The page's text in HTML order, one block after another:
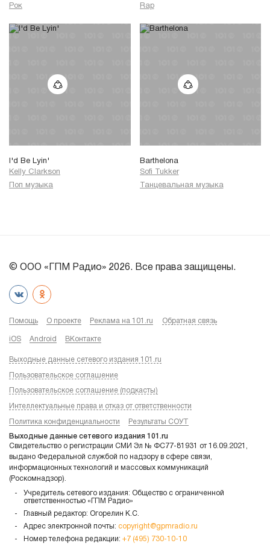
Рок
Rap
I'd Be Lyin'
Kelly Clarkson
Поп музыка
Barthelona
Sofi Tukker
Танцевальная музыка
© ООО «ГПМ Радио» 2026. Все права защищены.
Помощь О проекте Реклама на 101.ru Обратная связь
iOS Android ВКонтакте
Выходные данные сетевого издания 101.ru
Пользовательское соглашение
Пользовательское соглашение (подкасты)
Интеллектуальные права и отказ от ответственности
Политика конфиденциальности Результаты СОУТ
Выходные данные сетевого издания 101.ru
Свидетельство о регистрации СМИ Эл № ФС77-81931 от 16.09.2021,
выдано Федеральной службой по надзору в сфере связи,
информационных технологий и массовых коммуникаций
(Роскомнадзор).
Учредитель сетевого издания: Общество с ограниченной
ответственностью «ГПМ Радио»
Главный редактор: Огорелин К.С.
Адрес электронной почты: copyright@gpmradio.ru
Номер телефона редакции: +7 (495) 730-10-10